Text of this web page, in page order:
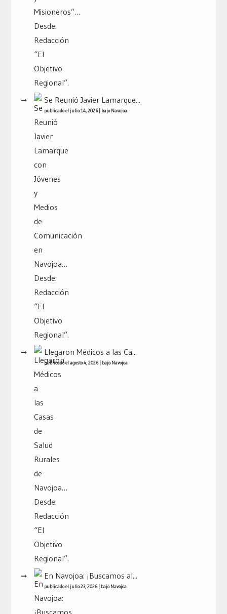
Se Reunió Javier Lamarque...
publicado el julio 14, 2026| bajoNavojoa
Llegaron Médicos a las Ca...
publicado el agosto 4, 2026| bajoNavojoa
En Navojoa: ¡Buscamos al...
publicado el julio 23, 2026| bajoNavojoa